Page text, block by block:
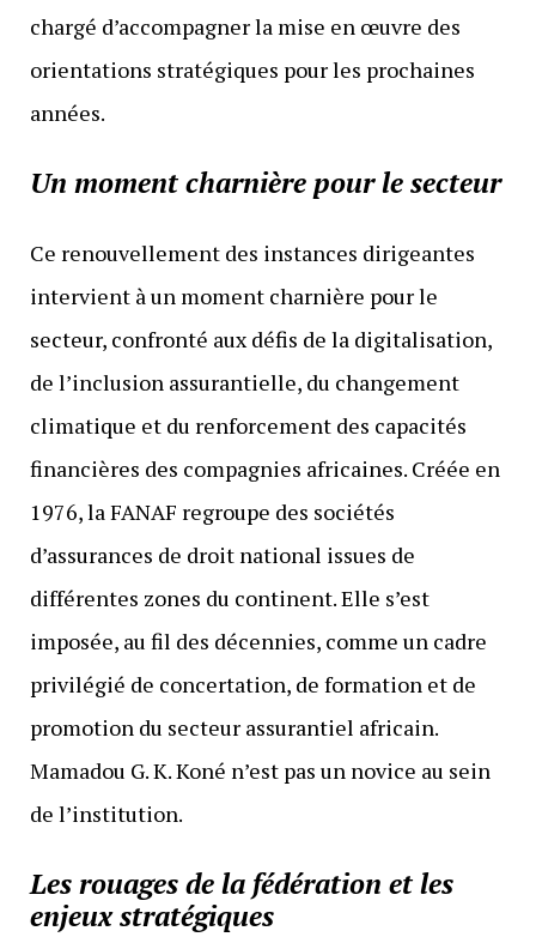
chargé d’accompagner la mise en œuvre des
orientations stratégiques pour les prochaines
années.
Un moment charnière pour le secteur
Ce renouvellement des instances dirigeantes
intervient à un moment charnière pour le
secteur, confronté aux défis de la digitalisation,
de l’inclusion assurantielle, du changement
climatique et du renforcement des capacités
financières des compagnies africaines. Créée en
1976, la FANAF regroupe des sociétés
d’assurances de droit national issues de
différentes zones du continent. Elle s’est
imposée, au fil des décennies, comme un cadre
privilégié de concertation, de formation et de
promotion du secteur assurantiel africain.
Mamadou G. K. Koné n’est pas un novice au sein
de l’institution.
Les rouages de la fédération et les
enjeux stratégiques